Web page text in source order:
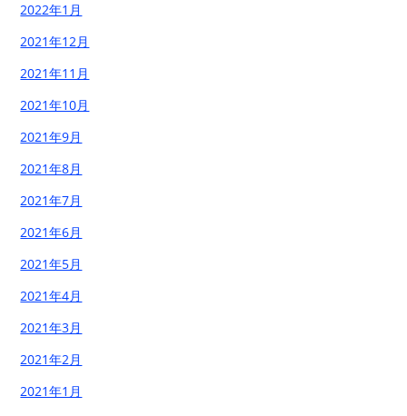
2022年1月
2021年12月
2021年11月
2021年10月
2021年9月
2021年8月
2021年7月
2021年6月
2021年5月
2021年4月
2021年3月
2021年2月
2021年1月